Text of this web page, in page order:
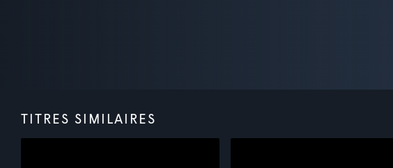
TITRES SIMILAIRES